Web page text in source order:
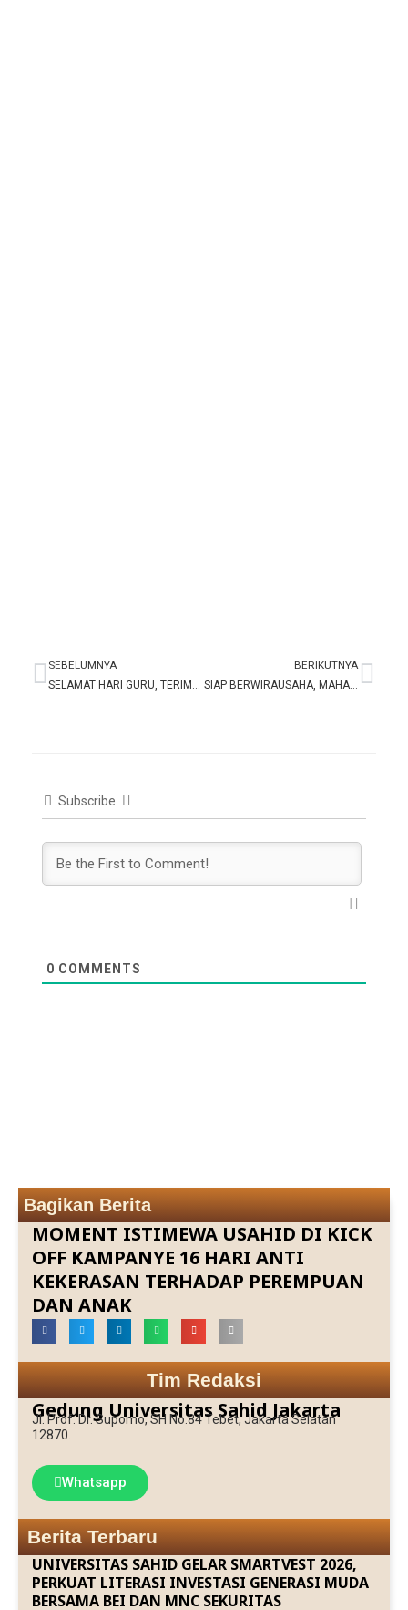
Prev
SEBELUMNYA
BERIKUTNYA
SIAP BERWIRAUSAHA, MAHASISWA USAHID CIPTAKAN KOREAN GARLIC BREAD DARI TEPUNG TULANG IKAN LELE DAN DAUN KELOR
Subscribe
0 COMMENTS
Bagikan Berita
MOMENT ISTIMEWA USAHID DI KICK
OFF KAMPANYE 16 HARI ANTI
KEKERASAN TERHADAP PEREMPUAN
DAN ANAK
Tim Redaksi
Gedung Universitas Sahid Jakarta
Jl. Prof. Dr. Supomo, SH No.84 Tebet, Jakarta Selatan
12870.
Whatsapp
Berita Terbaru
UNIVERSITAS SAHID GELAR SMARTVEST 2026,
PERKUAT LITERASI INVESTASI GENERASI MUDA
BERSAMA BEI DAN MNC SEKURITAS